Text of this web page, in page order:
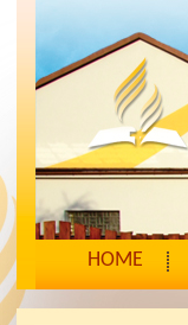
HOME